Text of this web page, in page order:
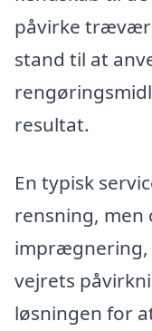
påvirke
stand til at
resultat.
En typisk
rensning, men
vejrets
løsningen for